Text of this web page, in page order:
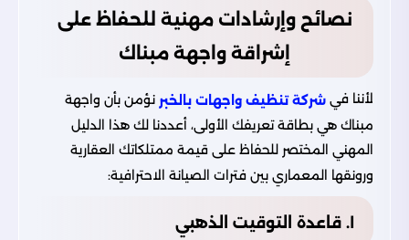
نصائح وإرشادات مهنية للحفاظ على
إشراقة واجهة مبناك
لأننا في شركة تنظيف واجهات بالخبر نؤمن بأن واجهة
مبناك هي بطاقة تعريفك الأولى، أعددنا لك هذا الدليل
المهني المختصر للحفاظ على قيمة ممتلكاتك العقارية
ورونقها المعماري بين فترات الصيانة الاحترافية: